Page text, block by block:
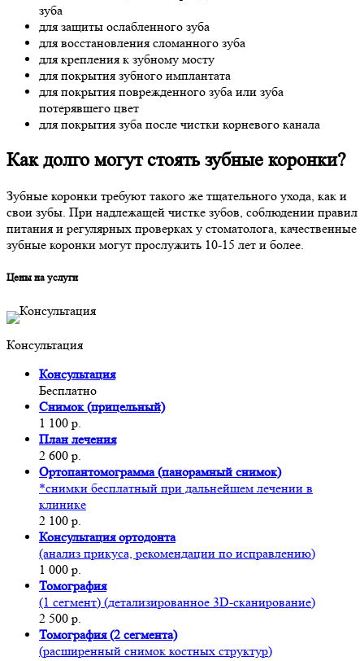
зуба
для защиты ослабленного зуба
для восстановления сломанного зуба
для крепления к зубному мосту
для покрытия зубного имплантата
для покрытия поврежденного зуба или зуба
потерявшего цвет
для покрытия зуба после чистки корневого канала
Как долго могут стоять зубные коронки?
Зубные коронки требуют такого же тщательного ухода, как и
свои зубы. При надлежащей чистке зубов, соблюдении правил
питания и регулярных проверках у стоматолога, качественные
зубные коронки могут прослужить 10-15 лет и более.
Цены на услуги
Консультация
Консультация
Бесплатно
Снимок (прицельный)
1 100 р.
План лечения
2 600 р.
Ортопантомограмма (панорамный снимок)
*снимки бесплатный при дальнейшем лечении в
клинике
2 100 р.
Консультация ортодонта
(анализ прикуса, рекомендации по исправлению)
1 000 р.
Томография
(1 сегмент) (детализированное 3D-сканирование)
2 500 р.
Томография (2 сегмента)
(расширенный снимок костных структур)